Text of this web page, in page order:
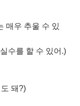
매우 추울 수 있
수를 할 수 있어.)
돼?)